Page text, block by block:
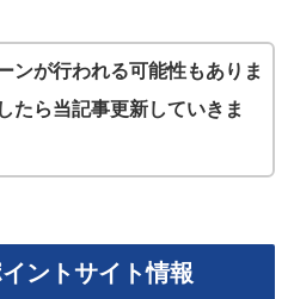
ンが行われる可能性もありま
たら当記事更新していきま
ントサイト情報